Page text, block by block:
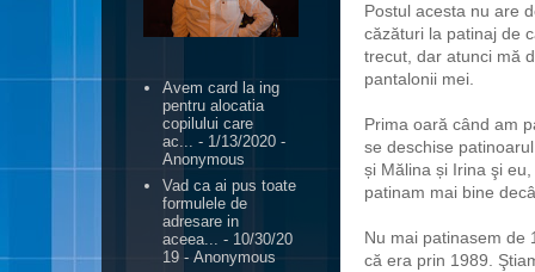
Postul acesta nu are
căzături la patinaj de
trecut, dar atunci mă
pantalonii mei.
Prima oară când am
se deschise
și Mălina și Irina şi
patinam mai bine
Nu mai patinasem de
că era prin 1989.
Avem card la ing
pentru alocatia
copilului care
ac... - 1/13/2020 -
Anonymous
Vad ca ai pus toate
formulele de
adresare in
aceea...
- 10/30/20
19 - Anonymous